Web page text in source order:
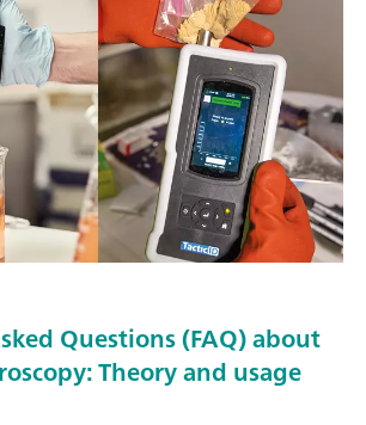
Questions (FAQ) about
Theory and usage